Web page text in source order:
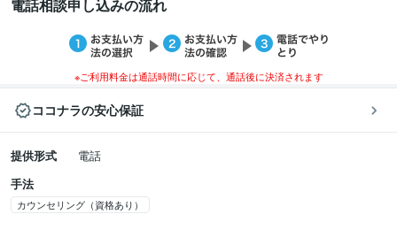
電話相談申し込みの流れ
※ご利用料金は通話時間に応じて、通話後に決済されます
ココナラの安心保証
提供形式
電話
手法
カウンセリング（資格あり）